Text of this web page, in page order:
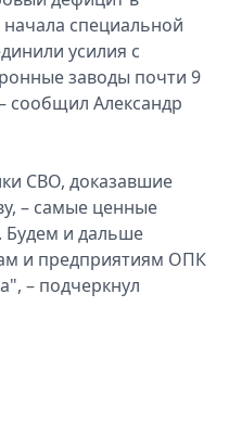
специальной
усилия с
заводы почти 9
сообщил Александр
СВО, доказавшие
– самые ценные
Будем и дальше
и предприятиям ОПК
– подчеркнул